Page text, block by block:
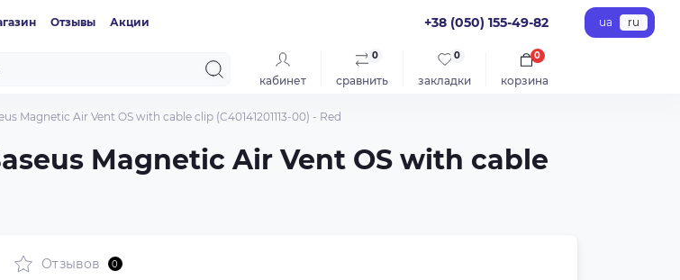
Отзывы Акции +38 (050) 155-49-82 ua ru
кабинет сравнить
0
закладки
0
корзина
0
Magnetic Air Vent OS with cable clip (C40141201113-00) - Red
Magnetic Air Vent OS with cable
Отзывов 0